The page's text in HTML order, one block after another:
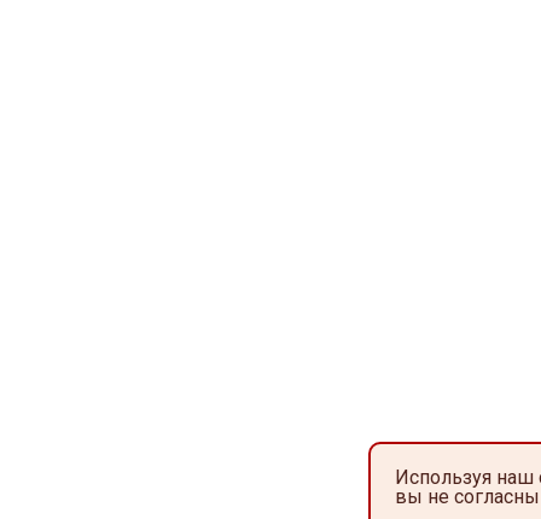
Используя наш
вы не